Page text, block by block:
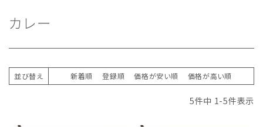
カレー
並び替え 新着順 登録順 価格が安い順 価格が高い順
5件中 1 -5件表示